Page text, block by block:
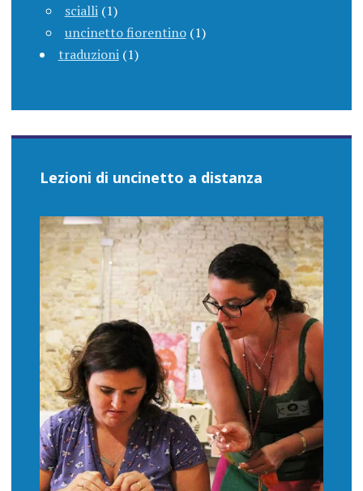
scialli (1)
uncinetto fiorentino (1)
traduzioni (1)
Lezioni di uncinetto a distanza